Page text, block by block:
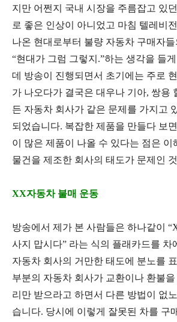
지만 어쩐지 국내 시장을 주름잡고 있
로 좋은 인상이 아니었고 마침 텔레비
나온 현대로부터 불량 자동차 구매자
“현대가 그럼 그렇지 .”하는 생각을 들
데 방송이 진행되면서 초기에는 주로
가 나오다가 결국은 대우나 기아, 쌍용
든 자동차 회사가 같은 문제를 가지고
되었습니다. 복잡한 제품을 만들다 보
이 많은 제품이 나올 수 있다는 점은 이
물건을 제조한 회사의 태도가 문제인
XX자동차 불매 운동
방송에서 제가 본 사람들은 하나같이
사지 맙시다” 라는 식의 플래카드를 차
자동차 회사의 거만한 태도에 분노를
부분의 자동차 회사가 교환이나 환불
리만 받으라고 하면서 다른 방법이 없
습니다. 당시에 이렇게 잘못된 차를 구